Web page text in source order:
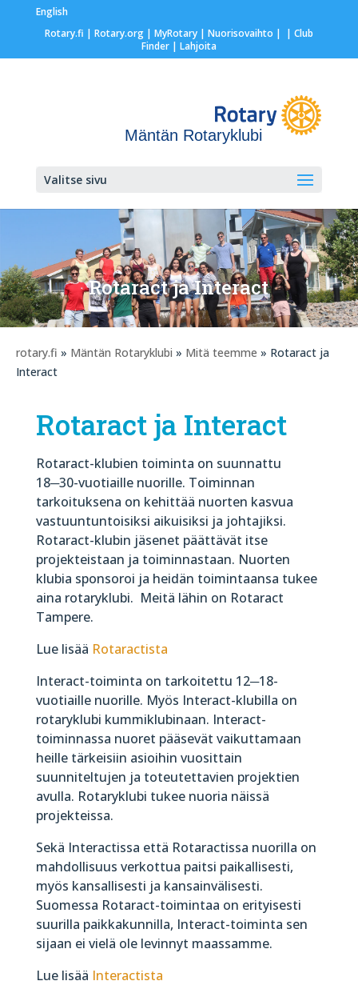
English
Rotary.fi | Rotary.org| MyRotary | Nuorisovaihto | | Club
Finder| Lahjoita
Mäntän Rotaryklubi
Valitse sivu
Rotaract ja Interact
rotary.fi » Mäntän Rotaryklubi » Mitä teemme » Rotaract ja
Interact
Rotaract ja Interact
Rotaract-klubien toiminta on suunnattu
18─30-vuotiaille nuorille. Toiminnan
tarkoituksena on kehittää nuorten kasvua
vastuuntuntoisiksi aikuisiksi ja johtajiksi.
Rotaract-klubin jäsenet päättävät itse
projekteistaan ja toiminnastaan. Nuorten
klubia sponsoroi ja heidän toimintaansa tukee
aina rotaryklubi. Meitä lähin on Rotaract
Tampere.
Lue lisää Rotaractista
Interact-toiminta on tarkoitettu 12─18-
vuotiaille nuorille. Myös Interact-klubilla on
rotaryklubi kummiklubinaan. Interact-
toiminnassa nuoret pääsevät vaikuttamaan
heille tärkeisiin asioihin vuosittain
suunniteltujen ja toteutettavien projektien
avulla. Rotaryklubi tukee nuoria näissä
projekteissa.
Sekä Interactissa että Rotaractissa nuorilla on
mahdollisuus verkottua paitsi paikallisesti,
myös kansallisesti ja kansainvälisesti.
Suomessa Rotaract-toimintaa on erityisesti
suurilla paikkakunnilla, Interact-toiminta sen
sijaan ei vielä ole levinnyt maassamme.
Lue lisää Interactista